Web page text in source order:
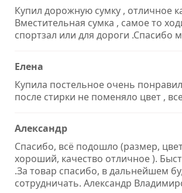
Купил дорожную сумку , отличное
Вместительная сумка , самое то
спортзал или для дороги .Спасибо
Елена
Купила постельное очень
после стирки не поменяло цвет ,
Александр
Спасибо, всё подошло (размер,
хороший, качество отличное ).
.За товар спасибо, в дальнейшем
сотрудничать. Александр